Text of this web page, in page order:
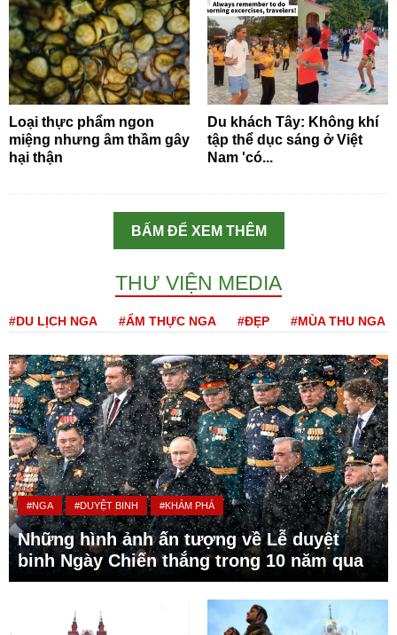
Loại thực phẩm ngon
miệng nhưng âm thầm gây
hại thận
Du khách Tây: Không khí
tập thể dục sáng ở Việt
Nam 'có...
BẤM ĐỂ XEM THÊM
THƯ VIỆN MEDIA
#DU LỊCH NGA #ẨM THỰC NGA #ĐẸP #MÙA THU NGA
#NGA #DUYỆT BINH #KHÁM PHÁ
Những hình ảnh ấn tượng về Lễ duyệt
binh Ngày Chiến thắng trong 10 năm qua